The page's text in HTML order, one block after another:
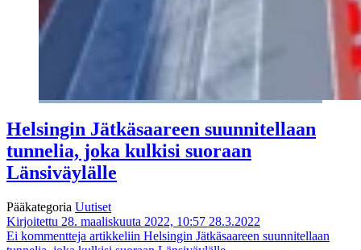
Helsingin Jätkäsaareen suunnitellaan
tunnelia, joka kulkisi suoraan
Länsiväylälle
Pääkategoria Uutiset
Kirjoitettu 28. maaliskuuta 2022, 10:57 28.3.2022
Ei kommentteja artikkeliin Helsingin Jätkäsaareen suunnitellaan